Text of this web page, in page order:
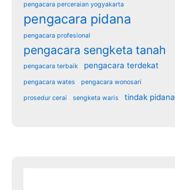
pengacara perceraian yogyakarta
pengacara pidana
pengacara profesional
pengacara sengketa tanah
pengacara terbaik pengacara terdekat
pengacara wates pengacara wonosari
prosedur cerai sengketa waris tindak pidana